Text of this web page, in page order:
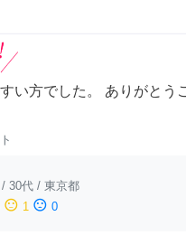
い方でした。 ありがとう
/ 30代 / 東京都
sentiment_neutral 1 sentiment_dissatisfied 0